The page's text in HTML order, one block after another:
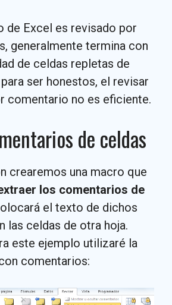
de Excel es revisado por
generalmente termina con
de celdas repletas de
ser honestos, el revisar
comentario no es eficiente.
de celdas
crearemos una macro que
los comentarios de
el texto de dichos
las celdas de otra hoja.
este ejemplo utilizaré la
comentarios: